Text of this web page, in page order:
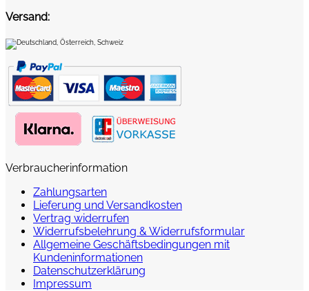
Versand:
Verbraucherinformation
Zahlungsarten
Lieferung und Versandkosten
Vertrag widerrufen
Widerrufsbelehrung & Widerrufsformular
Allgemeine Geschäftsbedingungen mit
Kundeninformationen
Datenschutzerklärung
Impressum